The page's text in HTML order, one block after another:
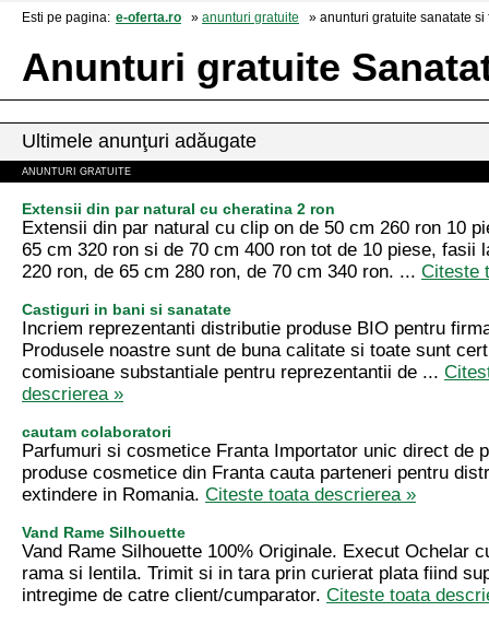
Esti pe pagina: e-oferta.ro » anunturi gratuite » anunturi gratuite sanatate si
Anunturi gratuite
Ultimele anunţuri adăugate
ANUNTURI GRATUITE
Extensii din par natural cu cheratina 2 ron
Extensii din par natural cu clip on de 50 cm 260 ron 10
65 cm 320 ron si de 70 cm 400 ron tot de 10 piese, fasii
220 ron, de 65 cm 280 ron, de 70 cm 340 ron. ... Citeste
Castiguri in bani si sanatate
Incriem reprezentanti distributie produse BIO pentru
Produsele noastre sunt de buna calitate si toate sunt
comisioane substantiale pentru reprezentantii de ...
descrierea »
cautam colaboratori
Parfumuri si cosmetice Franta Importator unic direct de
produse cosmetice din Franta cauta parteneri pentru
extindere in Romania. Citeste toata descrierea »
Vand Rame Silhouette
Vand Rame Silhouette 100% Originale. Execut Ochelar
rama si lentila. Trimit si in tara prin curierat plata fiind
intregime de catre client/cumparator. Citeste toata